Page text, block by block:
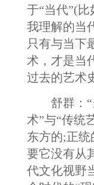
于“当代”(
我理解的当
只有与当下
术，才是当
过去的艺术
舒群：“当
术”与“传统
东方的;正
要它没有从
代文化视野